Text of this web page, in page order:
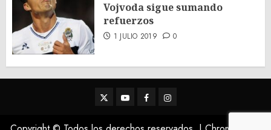
Vojvoda sigue sumando
refuerzos
1 JULIO 2019 0
TwitterYoutubeFacebookInstagram